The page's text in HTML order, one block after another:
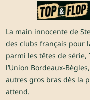
La main innocente de
des clubs français pour
parmi les têtes de série,
l’Union Bordeaux-
autres gros bras dès la
attend.